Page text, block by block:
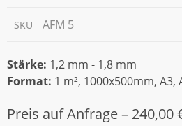
SKU AFM 5
Stärke: 1,2 mm - 1,8 mm
Format: 1 m², 1000x500mm, A3,
Preis auf Anfrage – 240,00